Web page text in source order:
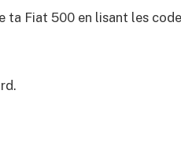
ta Fiat 500 en lisant les